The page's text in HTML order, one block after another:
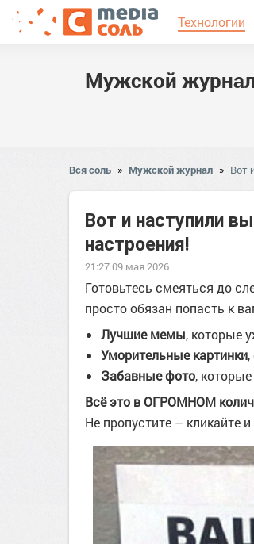
Технологии
Мужской
Вся соль » Мужской журнал » Вот
Вот и наступили
настроения!
21:27 09 мая 2026
Готовьтесь смеяться до
просто обязан попасть к
Лучшие мемы, которые
Уморительные картинки
Забавные фото,
Всё это в ОГРОМНОМ
Не пропустите – кликайте